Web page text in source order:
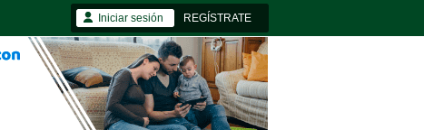
Iniciar sesión REGÍSTRATE